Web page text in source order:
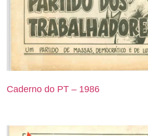
Caderno do PT – 1986